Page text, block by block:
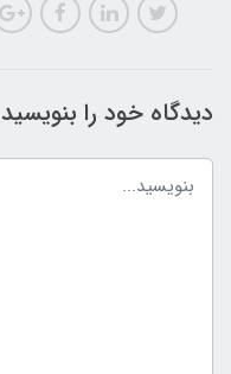
دیدگاه خود را بنویسید